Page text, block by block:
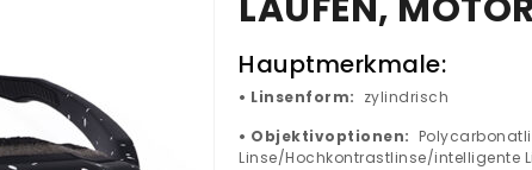
Hauptmerkmale:
• Linsenform: zylindrisch
• Objektivoptionen:
Linse/Hochkontrastlinse/intelligente